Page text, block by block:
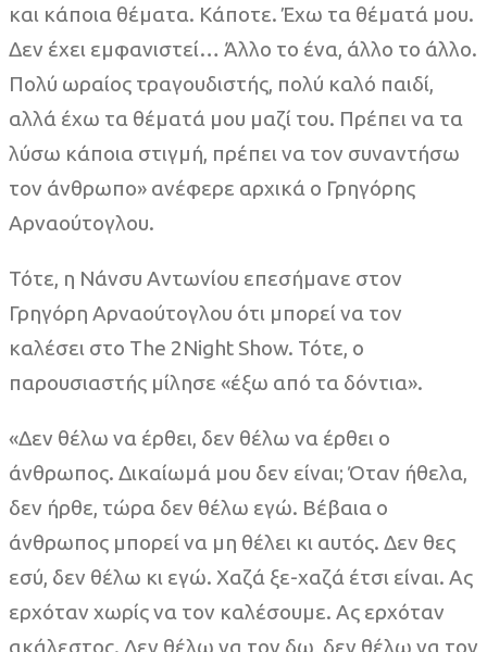
και κάποια θέματα. Κάποτε. Έχω τα θέματά μου.
Δεν έχει εμφανιστεί… Άλλο το ένα, άλλο το άλλο.
Πολύ ωραίος τραγουδιστής, πολύ καλό παιδί,
αλλά έχω τα θέματά μου μαζί του. Πρέπει να τα
λύσω κάποια στιγμή, πρέπει να τον συναντήσω
τον άνθρωπο» ανέφερε αρχικά ο Γρηγόρης
Αρναούτογλου.
Τότε, η Νάνσυ Αντωνίου επεσήμανε στον
Γρηγόρη Αρναούτογλου ότι μπορεί να τον
καλέσει στο The 2Night Show. Τότε, ο
παρουσιαστής μίλησε «έξω από τα δόντια».
«Δεν θέλω να έρθει, δεν θέλω να έρθει ο
άνθρωπος. Δικαίωμά μου δεν είναι; Όταν ήθελα,
δεν ήρθε, τώρα δεν θέλω εγώ. Βέβαια ο
άνθρωπος μπορεί να μη θέλει κι αυτός. Δεν θες
εσύ, δεν θέλω κι εγώ. Χαζά ξε-χαζά έτσι είναι. Ας
ερχόταν χωρίς να τον καλέσουμε. Ας ερχόταν
ακάλεστος. Δεν θέλω να τον δω, δεν θέλω να τον